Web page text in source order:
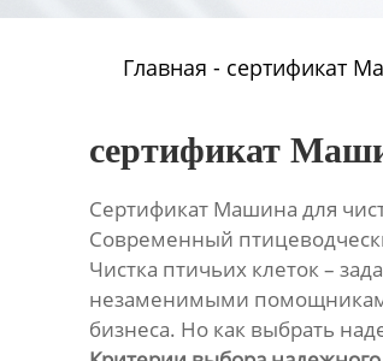
Главная - сертификат
сертификат
Сертификат Машина для
Современный
Чистка птичьих клеток –
незаменимыми
бизнеса. Но как выбрать